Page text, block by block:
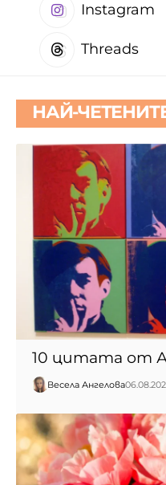
Instagram
Threads
НАЙ-
10 цитата от
Весела Ангелова